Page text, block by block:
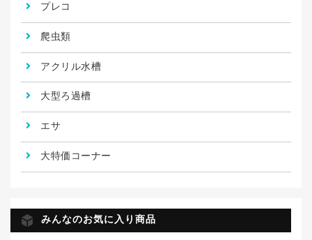
プレコ
爬虫類
アクリル水槽
大型ろ過槽
エサ
大特価コーナー
みんなのお気に入り商品